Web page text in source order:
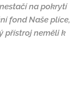
na pokrytí
fond Naše plíce,
přístroj neměli k